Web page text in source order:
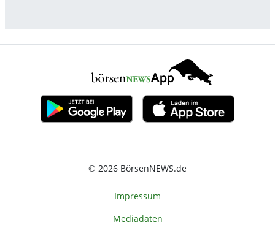
© 2026 BörsenNEWS.de
Impressum
Mediadaten